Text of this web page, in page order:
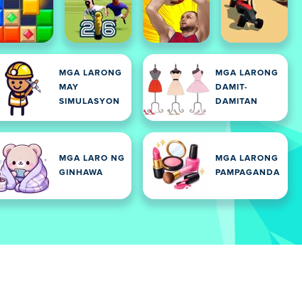
MGA LARONG
MAY
SIMULASYON
MGA LARONG
DAMIT-
DAMITAN
MGA LARO NG
GINHAWA
MGA LARONG
PAMPAGANDA